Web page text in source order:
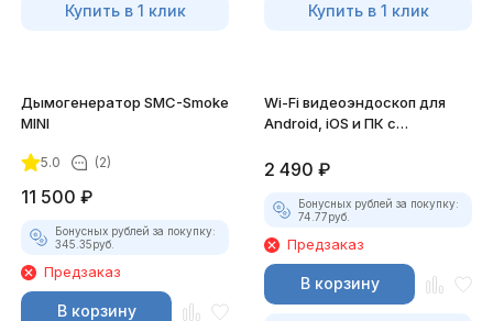
Купить в 1 клик Купить в 1 клик
Дымогенератор SMC-Smoke
MINI
5.0 (2)
11 500 ₽
Бонусных рублей за покупку:
345.35руб.
Предзаказ
В корзину
Wi-Fi видеоэндоскоп для
Android, iOS и ПК с
2 490 ₽
Бонусных рублей за покупку:
74.77руб.
Предзаказ
В корзину